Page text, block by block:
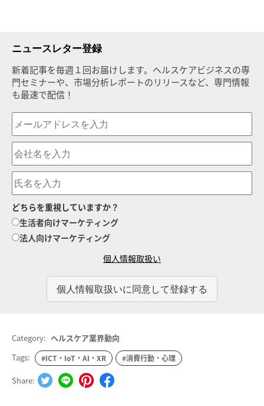
ニュースレター登録
新着記事を毎週１回お届けします。ヘルスケアビジネスの専
門セミナーや、市場分析レポートのリリースなど、専門情報
も最速で配信！
どちらを重視していますか？
生活者向けマーケティング
法人向けマーケティング
個人情報取扱い
Category: ヘルスケア業界動向
Tags:
#ICT・IoT・AI・XR #消費行動・心理
Share: